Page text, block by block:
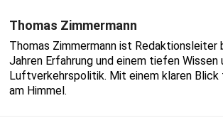
Thomas Zimmermann
Thomas Zimmermann ist
Jahren Erfahrung und einem tiefen
Luftverkehrspolitik. Mit einem klaren
am Himmel.